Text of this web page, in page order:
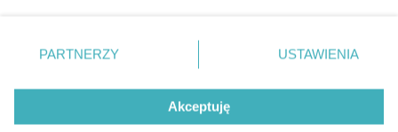
POLITYKA PRYWATNOŚCI
zmienić/wycofać klikając przycisk ustawień prywatności
znajdujący się w lewym dolnym rogu strony
rodzaje przetwarzania danych nie wymagają zgody
użytkownika, ale masz prawo sprzeciwić się takiemu
PARTNERZY USTAWIENIA
Akceptuję